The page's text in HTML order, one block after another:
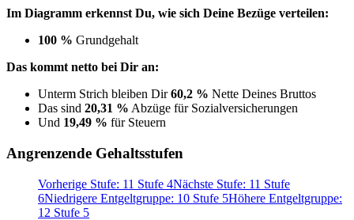
Im Diagramm erkennst Du, wie sich Deine Bezüge verteilen:
100 % Grundgehalt
Das kommt netto bei Dir an:
Unterm Strich bleiben Dir60,2 % Nette Deines Bruttos
Das sind 20,31 % Abzüge für Sozialversicherungen
Und 19,49 % für Steuern
Angrenzende Gehaltsstufen
Vorherige Stufe: 11 Stufe 4Nächste Stufe: 11 Stufe
6Niedrigere Entgeltgruppe: 10 Stufe 5Höhere Entgeltgruppe:
12 Stufe 5